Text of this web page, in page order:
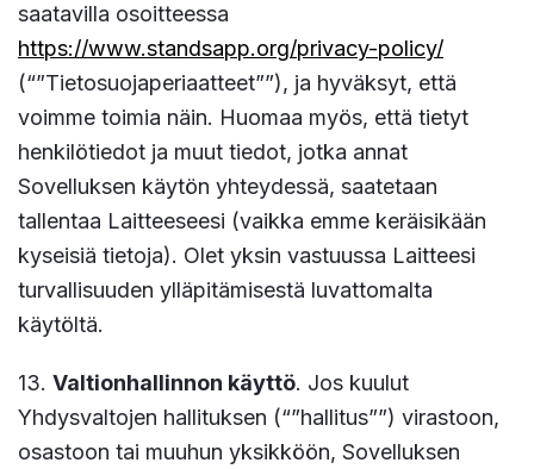
saatavilla osoitteessa
https://www.standsapp.org/privacy-policy/
(“”Tietosuojaperiaatteet””), ja hyväksyt, että
voimme toimia näin. Huomaa myös, että tietyt
henkilötiedot ja muut tiedot, jotka annat
Sovelluksen käytön yhteydessä, saatetaan
tallentaa Laitteeseesi (vaikka emme keräisikään
kyseisiä tietoja). Olet yksin vastuussa Laitteesi
turvallisuuden ylläpitämisestä luvattomalta
käytöltä.
13. Valtionhallinnon käyttö. Jos kuulut
Yhdysvaltojen hallituksen (“”hallitus””) virastoon,
osastoon tai muuhun yksikköön, Sovelluksen